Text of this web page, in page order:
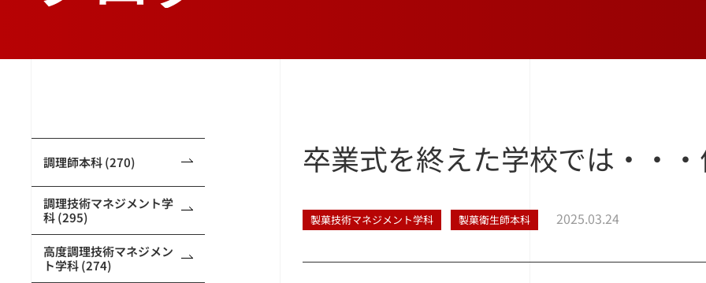
調理師本科 (270)
調理技術マネジメント学
科 (295)
高度調理技術マネジメン
ト学科 (274)
卒業式を終えた学校では・・
製菓技術マネジメント学科 製菓衛生師本科 2025.03.24